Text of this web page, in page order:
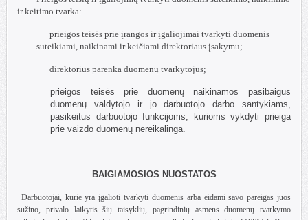
ir keitimo tvarka:
prieigos teisės prie įrangos ir įgaliojimai tvarkyti duomenis
suteikiami, naikinami ir keičiami direktoriaus įsakymu;
direktorius parenka duomenų tvarkytojus;
prieigos teisės prie duomenų naikinamos pasibaigus
duomenų valdytojo ir jo darbuotojo darbo santykiams,
pasikeitus darbuotojo funkcijoms, kurioms vykdyti prieiga
prie vaizdo duomenų nereikalinga.
BAIGIAMOSIOS NUOSTATOS
Darbuotojai, kurie yra įgalioti tvarkyti duomenis arba eidami savo pareigas juos
sužino, privalo laikytis šių taisyklių, pagrindinių asmens duomenų tvarkymo